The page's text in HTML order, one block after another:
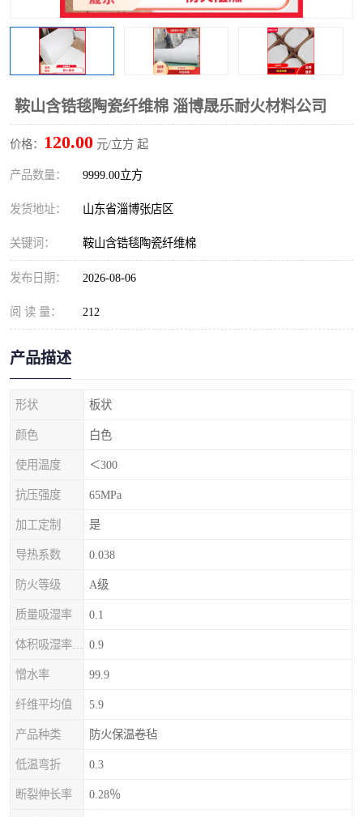
鞍山含锆毯陶瓷纤维棉 淄博晟乐耐火材料公司
价格： 120.00 元/立方 起
产品数量： 9999.00立方
发货地址： 山东省淄博张店区
关键词： 鞍山含锆毯陶瓷纤维棉
发布日期： 2026-08-06
阅 读 量： 212
产品描述
形状 板状
颜色 白色
使用温度 ＜300
抗压强度 65MPa
加工定制 是
导热系数 0.038
防火等级 A级
质量吸湿率 0.1
0.9
憎水率 99.9
纤维平均值 5.9
产品种类 防火保温卷毡
低温弯折 0.3
断裂伸长率 0.28％